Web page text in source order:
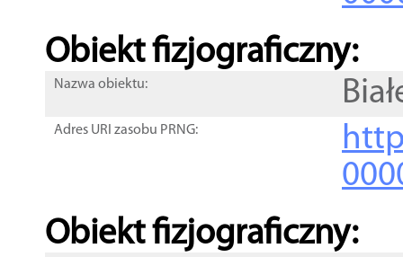
Obiekt fizjograficzny:
Nazwa obiektu:
Adres URI zasobu PRNG:
Obiekt fizjograficzny: